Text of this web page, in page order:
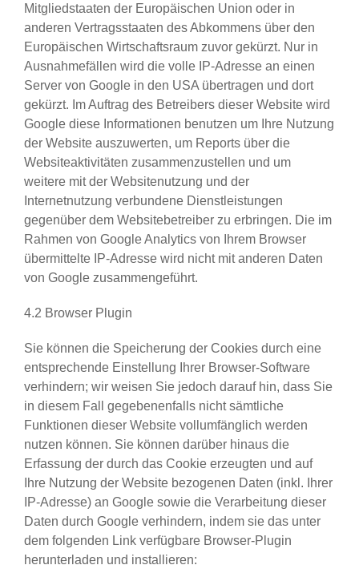
Mitgliedstaaten der Europäischen Union oder in
anderen Vertragsstaaten des Abkommens über den
Europäischen Wirtschaftsraum zuvor gekürzt. Nur in
Ausnahmefällen wird die volle IP-Adresse an einen
Server von Google in den USA übertragen und dort
gekürzt. Im Auftrag des Betreibers dieser Website wird
Google diese Informationen benutzen um Ihre Nutzung
der Website auszuwerten, um Reports über die
Websiteaktivitäten zusammenzustellen und um
weitere mit der Websitenutzung und der
Internetnutzung verbundene Dienstleistungen
gegenüber dem Websitebetreiber zu erbringen. Die im
Rahmen von Google Analytics von Ihrem Browser
übermittelte IP-Adresse wird nicht mit anderen Daten
von Google zusammengeführt.
4.2 Browser Plugin
Sie können die Speicherung der Cookies durch eine
entsprechende Einstellung Ihrer Browser-Software
verhindern; wir weisen Sie jedoch darauf hin, dass Sie
in diesem Fall gegebenenfalls nicht sämtliche
Funktionen dieser Website vollumfänglich werden
nutzen können. Sie können darüber hinaus die
Erfassung der durch das Cookie erzeugten und auf
Ihre Nutzung der Website bezogenen Daten (inkl. Ihrer
IP-Adresse) an Google sowie die Verarbeitung dieser
Daten durch Google verhindern, indem sie das unter
dem folgenden Link verfügbare Browser-Plugin
herunterladen und installieren: